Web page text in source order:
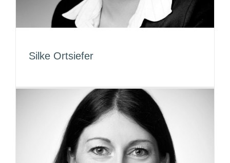
Silke Ortsiefer